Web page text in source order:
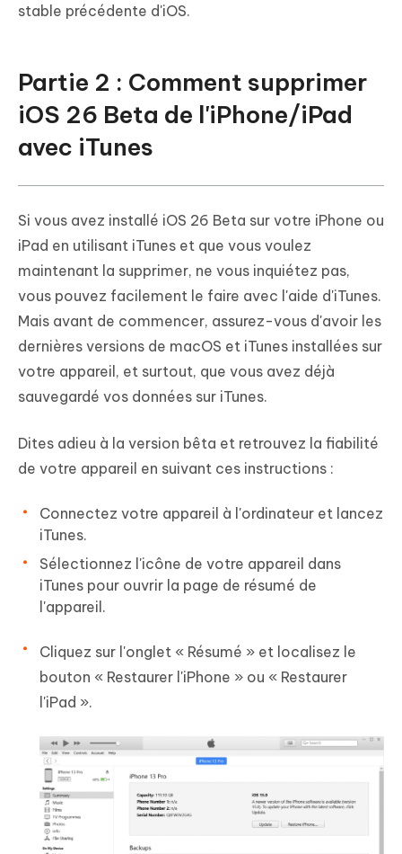
stable précédente d'iOS.
Partie 2 : Comment supprimer
iOS 26 Beta de l'iPhone/iPad
avec iTunes
Si vous avez installé iOS 26 Beta sur votre iPhone ou
iPad en utilisant iTunes et que vous voulez
maintenant la supprimer, ne vous inquiétez pas,
vous pouvez facilement le faire avec l'aide d'iTunes.
Mais avant de commencer, assurez-vous d'avoir les
dernières versions de macOS et iTunes installées sur
votre appareil, et surtout, que vous avez déjà
sauvegardé vos données sur iTunes.
Dites adieu à la version bêta et retrouvez la fiabilité
de votre appareil en suivant ces instructions :
Connectez votre appareil à l'ordinateur et lancez
iTunes.
Sélectionnez l'icône de votre appareil dans
iTunes pour ouvrir la page de résumé de
l'appareil.
Cliquez sur l'onglet « Résumé » et localisez le
bouton « Restaurer l'iPhone » ou « Restaurer
l'iPad ».